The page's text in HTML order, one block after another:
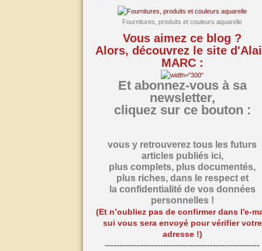
Fournitures, produits et couleurs aquarelle
Vous aimez ce blog ?
Alors, découvrez le site
MARC :
Et abonnez-vous à sa
newsletter,
cliquez sur ce bouton :
vous y retrouverez tous les futurs
articles publiés ici,
plus complets, plus documentés,
plus riches, dans le respect et
la confidentialité de vos données
personnelles !
(Et n’oubliez pas de confirmer dans l'e-
sui vous sera envoyé pour vérifier votre
adresse !)
-----------------------------------------------------